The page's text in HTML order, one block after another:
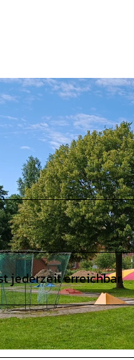
jederzeit erreichbar.